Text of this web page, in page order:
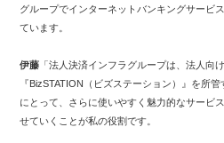
グループでインターネットバンキングサービ
ています。
伊藤 「法人決済インフラグループは、法人向
『BizSTATION（ビズステーション）』を所
にとって、さらに使いやすく魅力的なサービ
せていくことが私の役割です。